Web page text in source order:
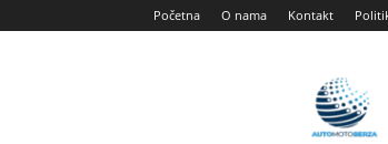
Početna O nama Kontakt